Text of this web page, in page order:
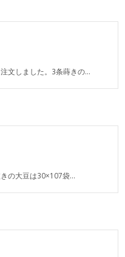
文しました。3条蒔きの…
の大豆は30×107袋…